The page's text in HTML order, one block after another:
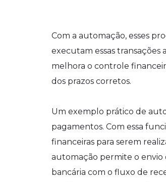
Com a automação, esses
executam essas
melhora o controle
dos prazos corretos.
Um exemplo prático de
pagamentos. Com essa
financeiras para serem
automação permite o envio
bancária com o fluxo de